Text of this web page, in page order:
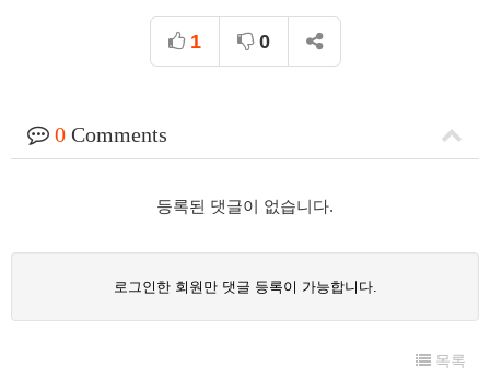
1 0
0 Comments
등록된 댓글이 없습니다.
로그인한 회원만 댓글 등록이 가능합니다.
목록